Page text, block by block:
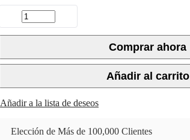
Comprar ahora
Añadir al carrito
Añadir a la lista de deseos
Elección de Más de 100,000 Clientes